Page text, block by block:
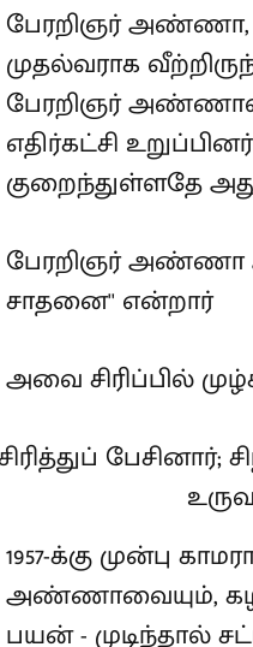
பேரறிஞர் அண்ணா,
முதல்வராக
பேரறிஞர்
எதிர்கட்சி
குறைந்துள்ளதே
பேரறிஞர் அண்ணா
சாதனை'' என்றார்
அவை சிரிப்பில்
1957-க்கு முன்பு
அண்ணாவையும்,
பயன் - முடிந்தால்